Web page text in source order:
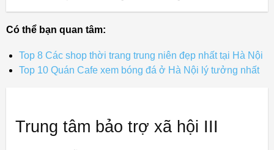
Có thể bạn quan tâm:
Top 8 Các shop thời trang trung niên đẹp nhất tại Hà Nội
Top 10 Quán Cafe xem bóng đá ở Hà Nội lý tưởng nhất
Trung tâm bảo trợ xã hội III